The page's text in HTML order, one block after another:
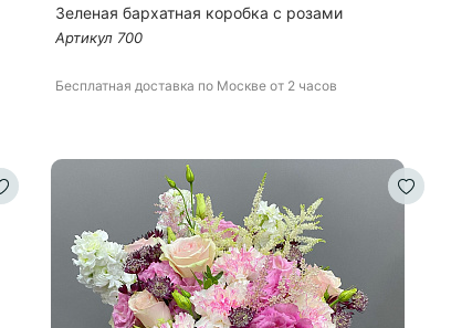
Зеленая бархатная коробка с розами
Артикул700
Бесплатная доставка по Москвеот 2 часов